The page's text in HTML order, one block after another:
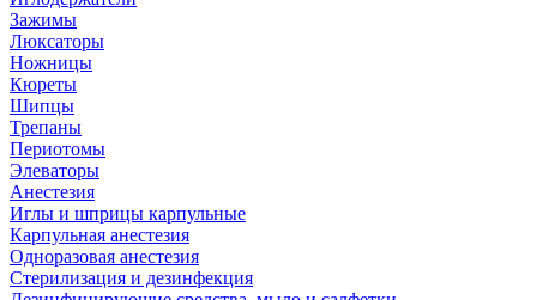
Зажимы
Люксаторы
Ножницы
Кюреты
Шипцы
Трепаны
Периотомы
Элеваторы
Анестезия
Иглы и шприцы карпульные
Карпульная анестезия
Одноразовая анестезия
Стерилизация и дезинфекция